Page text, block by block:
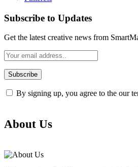
Subscribe to Updates
Get the latest creative news from
By signing up, you agree to the our
About Us